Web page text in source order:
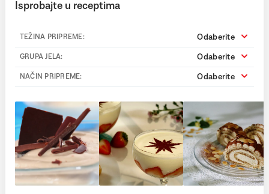
Isprobajte u receptima
TEŽINA PRIPREME: Odaberite
GRUPA JELA: Odaberite
NAČIN PRIPREME: Odaberite